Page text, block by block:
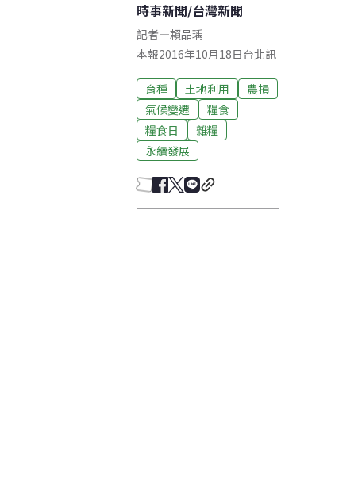
時事新聞/台灣新聞
記者—賴品瑀
本報2016年10月18日台北訊
育種 土地利用
農損
氣候變遷
糧食
糧食日
雜糧
永續發展